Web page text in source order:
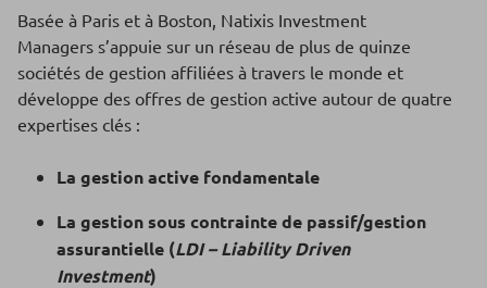
Basée à Paris et à Boston, Natixis Investment
Managers s’appuie sur un réseau de plus de quinze
sociétés de gestion affiliées à travers le monde et
développe des offres de gestion active autour de quatre
expertises clés :
La gestion active fondamentale
La gestion sous contrainte de passif/gestion
assurantielle (LDI – Liability Driven
Investment)